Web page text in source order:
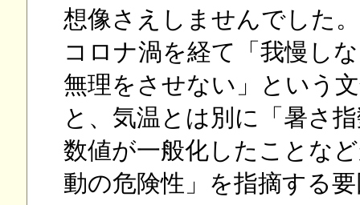
想像さえしませんでした。
コロナ渦を経て「我慢し
無理をさせない」という
と、気温とは別に「暑さ
数値が一般化したことな
動の危険性」を指摘する